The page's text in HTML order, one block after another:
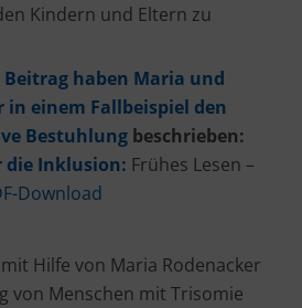
Kindern und Eltern zu
haben Maria und
in einem Fallbeispiel den
Bestuhlung beschrieben:
die Inklusion: Frühes Lesen –
Download
Hilfe von Maria Rodenacker
von Menschen mit Trisomie